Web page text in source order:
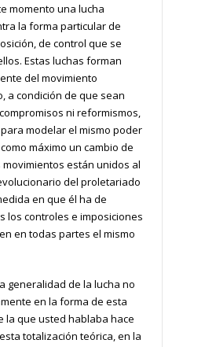
momento una lucha
la forma particular de
de control que se
Estas luchas forman
del movimiento
a condición de que sean
ni reformismos,
modelar el mismo poder
máximo un cambio de
movimientos están unidos al
del proletariado
en que él ha de
los controles e imposiciones
en todas partes el mismo
generalidad de la lucha no
en la forma de esta
la que usted hablaba hace
totalización teórica, en la